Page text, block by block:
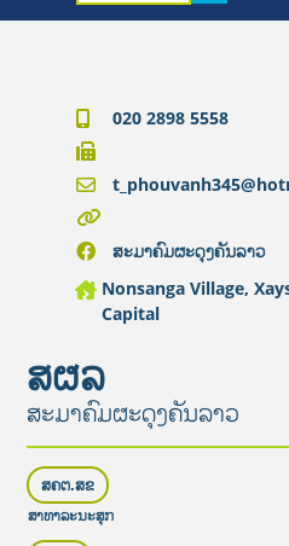
ສຜລ
ສະມາຄົມຜະດຸງຄັນລາວ
ສຄຕ.ສຂ
ສາທາລະນະສຸກ
020 2898 5558
ສະມາຄົມຜະດຸງຄັນລາວ
Nonsanga Village,
Capital